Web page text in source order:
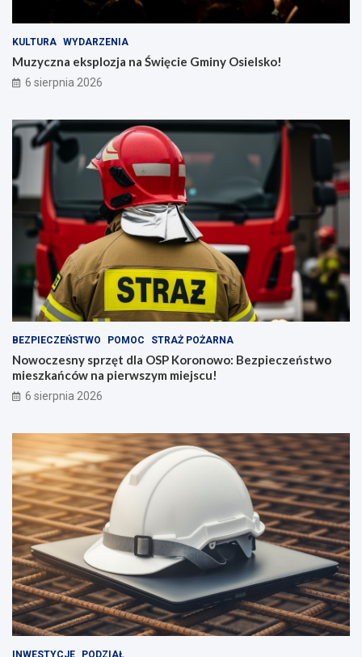
KULTURA WYDARZENIA
Muzyczna eksplozja na Święcie Gminy Osielsko!
6 sierpnia 2026
BEZPIECZEŃSTWO POMOC STRAŻ POŻARNA
Nowoczesny sprzęt dla OSP Koronowo: Bezpieczeństwo
mieszkańców na pierwszym miejscu!
6 sierpnia 2026
INWESTYCJE PODZIAŁ